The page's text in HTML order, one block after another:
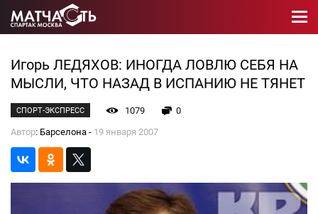
Игорь ЛЕДЯХОВ: ИНОГДА ЛОВЛЮ СЕБЯ НА
МЫСЛИ, ЧТО НАЗАД В ИСПАНИЮ НЕ ТЯНЕТ
СПОРТ-ЭКСПРЕСС 1079
0
Автор: Барселона - 19 января 2007